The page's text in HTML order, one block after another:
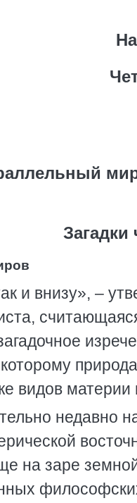
Загадки
и внизу», –
видов
недавно
на заре